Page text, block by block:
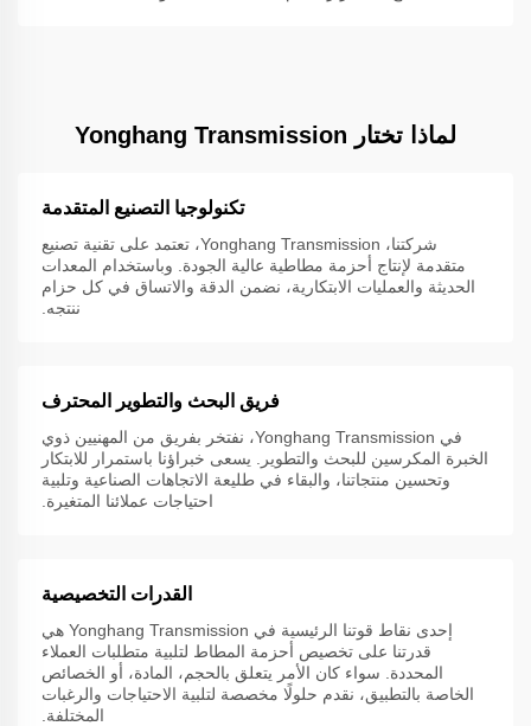
لماذا تختار Yonghang Transmission
تكنولوجيا التصنيع المتقدمة
شركتنا، Yonghang Transmission، تعتمد على تقنية تصنيع
متقدمة لإنتاج أحزمة مطاطية عالية الجودة. وباستخدام المعدات
الحديثة والعمليات الابتكارية، نضمن الدقة والاتساق في كل حزام
ننتجه.
فريق البحث والتطوير المحترف
في Yonghang Transmission، نفتخر بفريق من المهنيين ذوي
الخبرة المكرسين للبحث والتطوير. يسعى خبراؤنا باستمرار للابتكار
وتحسين منتجاتنا، والبقاء في طليعة الاتجاهات الصناعية وتلبية
احتياجات عملائنا المتغيرة.
القدرات التخصيصية
إحدى نقاط قوتنا الرئيسية في Yonghang Transmission هي
قدرتنا على تخصيص أحزمة المطاط لتلبية متطلبات العملاء
المحددة. سواء كان الأمر يتعلق بالحجم، المادة، أو الخصائص
الخاصة بالتطبيق، نقدم حلولًا مخصصة لتلبية الاحتياجات والرغبات
المختلفة.